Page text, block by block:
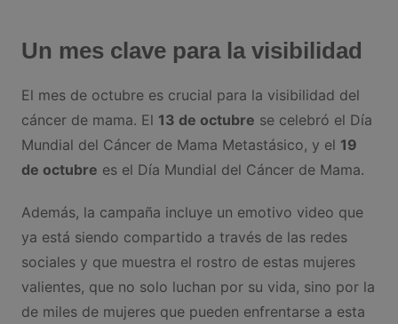
Un mes clave para la visibilidad
El mes de octubre es crucial para la visibilidad del
cáncer de mama. El 13 de octubre se celebró el Día
Mundial del Cáncer de Mama Metastásico, y el 19
de octubre es el Día Mundial del Cáncer de Mama.
Además, la campaña incluye un emotivo video que
ya está siendo compartido a través de las redes
sociales y que muestra el rostro de estas mujeres
valientes, que no solo luchan por su vida, sino por la
de miles de mujeres que pueden enfrentarse a esta